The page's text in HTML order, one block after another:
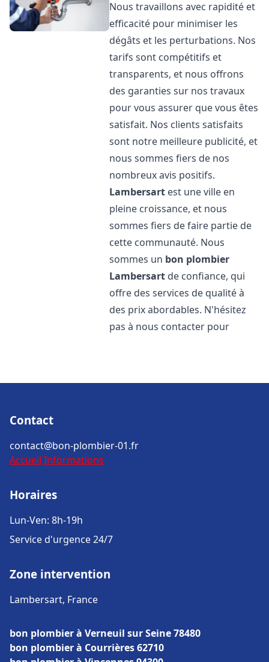
Nous travaillons avec rapidité et
efficacité pour minimiser les
dégâts et les perturbations. Nos
tarifs sont compétitifs et
transparents, et nous offrons
des garanties sur nos travaux
pour vous assurer que vous êtes
satisfait. Nos clients satisfaits
sont notre meilleure publicité, et
nous sommes fiers de nos
nombreux avis positifs.
Lambersart est une ville en
pleine croissance, et nous
sommes fiers de faire partie de
cette communauté. Nous
sommes un bon plombier
Lambersart de confiance, qui
offre des services de qualité à
des prix abordables. N'hésitez
pas à nous contacter pour
Contact
contact@bon-plombier-01.fr
Accueil Informations
Horaires
Lun-Ven: 8h-19h
Service d'urgence 24/7
Zone intervention
Lambersart, France
bon plombier à Verneuil sur Seine 78480
bon plombier à Courrières 62710